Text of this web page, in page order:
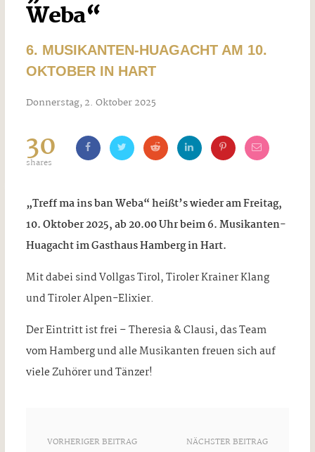
Weba“
6. MUSIKANTEN-HUAGACHT AM 10.
OKTOBER IN HART
Donnerstag, 2. Oktober 2025
30
shares
„Treff ma ins ban Weba“ heißt’s wieder am Freitag,
10. Oktober 2025, ab 20.00 Uhr beim 6. Musikanten-
Huagacht im Gasthaus Hamberg in Hart.
Mit dabei sind Vollgas Tirol, Tiroler Krainer Klang
und Tiroler Alpen-Elixier.
Der Eintritt ist frei – Theresia & Clausi, das Team
vom Hamberg und alle Musikanten freuen sich auf
viele Zuhörer und Tänzer!
VORHERIGER BEITRAG NÄCHSTER BEITRAG